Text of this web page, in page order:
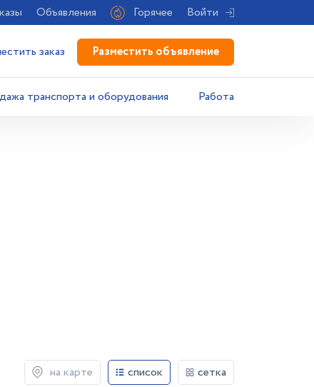
Объявления Горячее Войти
заказ Разместить объявление
транспорта и оборудования Работа
на карте список сетка